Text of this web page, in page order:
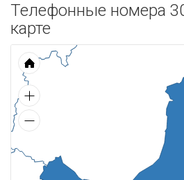
Телефонные номера
карте